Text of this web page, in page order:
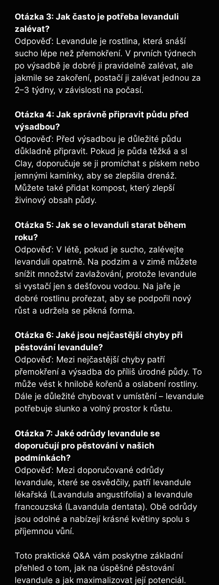
Otázka 3: Jak často je potřeba levanduli
zalévat?
Odpověď: Levandule je rostlina, která snáší
sucho lépe než přemokření. V prvních týdnech
po výsadbě je dobré ji pravidelně zalévat, ale
jakmile se zakoření, postačí ji zalévat jednou za
2–3 týdny, v závislosti na počasí.
Otázka 4: Jak správně připravit půdu před
výsadbou?
Odpověď: Před výsadbou je důležité půdu
důkladně připravit. Pokud je půda těžká a sl
Clay, doporučuje se ji promíchat s pískem nebo
jemnými kamínky, aby se zlepšila drenáž.
Můžete také přidat kompost, který zlepší
živinový obsah půdy.
Otázka 5: Jak se o levanduli starat během
roku?
Odpověď: V létě, pokud je sucho, zalévejte
levanduli opatrně. Na podzim a v zimě můžete
snížit množství zavlažování, protože levandule
si vystačí jen s dešťovou vodou. Na jaře je
dobré rostlinu prořezat, aby se podpořil nový
růst a udržela se pěkná forma.
Otázka 6: Jaké jsou nejčastější chyby při
pěstování levandule?
Odpověď: Mezi nejčastější chyby patří
přemokření a výsadba do příliš úrodné půdy. To
může vést k hnilobě kořenů a oslabení rostliny.
Dále je důležité chybovat v umístění – levandule
potřebuje slunko a volný prostor k růstu.
Otázka 7: Jaké odrůdy levandule se
doporučují pro pěstování v našich
podmínkách?
Odpověď: Mezi doporučované odrůdy
levandule, které se osvědčily, patří levandule
lékařská (Lavandula angustifolia) a levandule
francouzská (Lavandula dentata). Obě odrůdy
jsou odolné a nabízejí krásné květiny spolu s
příjemnou vůní.
Toto praktické Q&A vám poskytne základní
přehled o tom, jak na úspěšné pěstování
levandule a jak maximalizovat její potenciál.